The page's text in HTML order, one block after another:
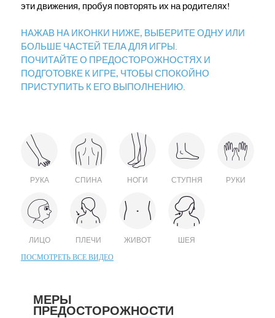
эти движения, пробуя повторять их на родителях!
НАЖАВ НА ИКОНКИ НИЖЕ, ВЫБЕРИТЕ ОДНУ ИЛИ
БОЛЬШЕ ЧАСТЕЙ ТЕЛА ДЛЯ ИГРЫ.
ПОЧИТАЙТЕ О ПРЕДОСТОРОЖНОСТЯХ И
ПОДГОТОВКЕ К ИГРЕ, ЧТОБЫ СПОКОЙНО
ПРИСТУПИТЬ К ЕГО ВЫПОЛНЕНИЮ.
РУКА СПИНА НОГИ СТУПНЯ РУКИ
ЛИЦО ПЛЕЧИ ЖИВОТ
ШЕЯ
ПОСМОТРЕТЬ ВСЕ ВИДЕО
МЕРЫ
ПРЕДОСТОРОЖНОСТИ